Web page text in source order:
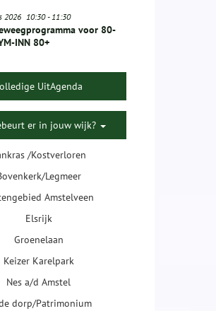
2026 10:30-11:30
voor 80-
INN 80+
UitAgenda
er in jouw wijk?
/Kostverloren
Legmeer
Amstelveen
Elsrijk
Groenelaan
Keizer Karelpark
Nes a/d Amstel
dorp/Patrimonium